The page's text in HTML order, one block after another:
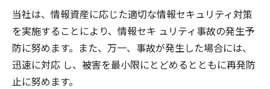
当社は、情報資産に応じた適切な情報セキュリティ対策
を実施することにより、情報セキ ュリティ事故の発生予
防に努めます。また、万一、事故が発生した場合には、
迅速に対応 し、被害を最小限にとどめるとともに再発防
止に努めます。